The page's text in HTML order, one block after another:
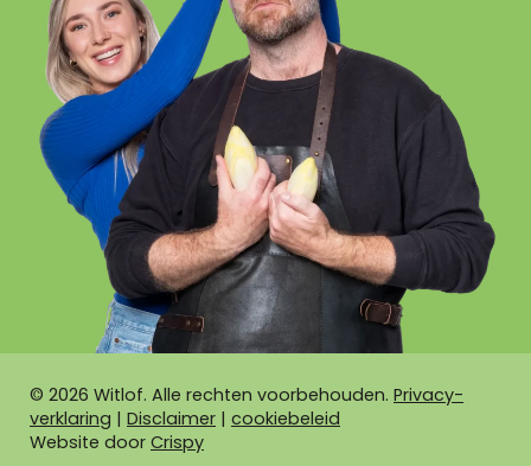
© 2026 Witlof. Alle rechten voorbehouden. Privacy-
verklaring | Disclaimer | cookiebeleid
Website door Crispy